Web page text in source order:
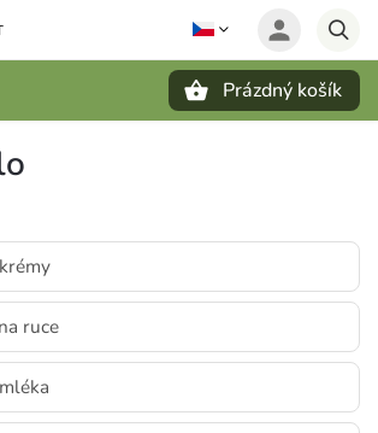
Prázdný košík
ruce